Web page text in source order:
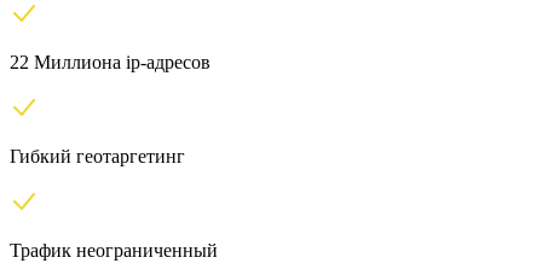
22 Миллиона ip-адресов
Гибкий геотаргетинг
Трафик неограниченный